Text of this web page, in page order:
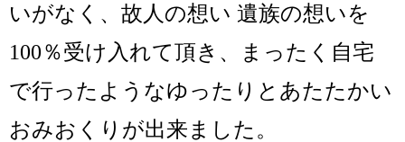
いがなく、故人の想い 遺族の想いを
100％受け入れて頂き、まったく自宅
で行ったようなゆったりとあたたかい
おみおくりが出来ました。